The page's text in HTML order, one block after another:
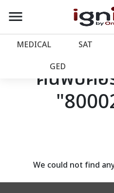
account_balance หน้าแรก
เว็บไซต์อิกไนท์
โปรโมชั่น
assignment ลงทะเบียน
menu
MEDICAL SAT
GED
ค้นพบคอ
We could not find